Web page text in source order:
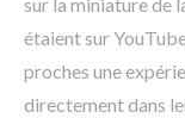
étaient sur
proches une
directement dans